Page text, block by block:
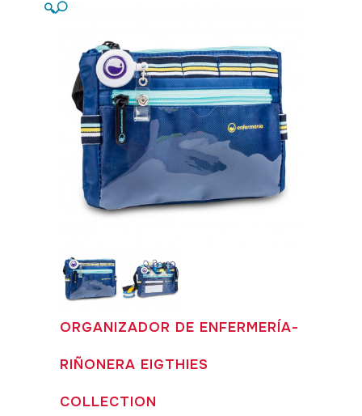
🔍
ORGANIZADOR DE ENFERMERÍA-
RIÑONERA EIGTHIES
COLLECTION